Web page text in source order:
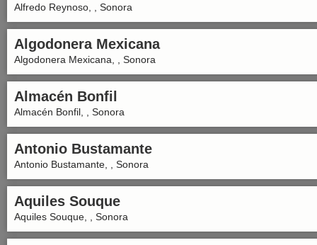
Alfredo Reynoso, , Sonora
Algodonera Mexicana
Algodonera Mexicana, , Sonora
Almacén Bonfil
Almacén Bonfil, , Sonora
Antonio Bustamante
Antonio Bustamante, , Sonora
Aquiles Souque
Aquiles Souque, , Sonora